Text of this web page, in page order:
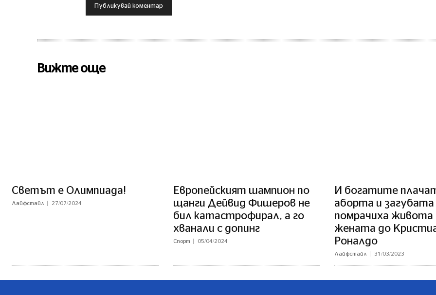
Вижте още
Светът е Олимпиада!
Лайфстайл 27/07/2024
Европейският шампион по
щанги Дейвид Фишеров не
бил катастрофирал, а го
хванали с допинг
Спорт 05/04/2024
И богатите
аборта и
помрачиха живота
жената до
Роналдо
Лайфстайл 31/03/2023